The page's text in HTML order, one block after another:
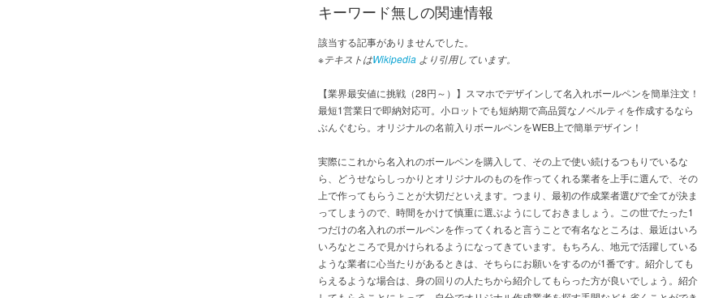
キーワード無しの関連情報
該当する記事がありませんでした。
※テキストはWikipedia より引用しています。
【業界最安値に挑戦（28円～）】スマホでデザインして名入れボールペンを簡単注文！
最短1営業日で即納対応可。小ロットでも短納期で高品質なノベルティを作成するなら
ぶんぐむら。オリジナルの名前入りボールペンをWEB上で簡単デザイン！
実際にこれから名入れのボールペンを購入して、その上で使い続けるつもりでいるな
ら、どうせならしっかりとオリジナルのものを作ってくれる業者を上手に選んで、その
上で作ってもらうことが大切だといえます。つまり、最初の作成業者選びで全てが決ま
ってしまうので、時間をかけて慎重に選ぶようにしておきましょう。この世でたった1
つだけの名入れのボールペンを作ってくれると言うことで有名なところは、最近はいろ
いろなところで見かけられるようになってきています。もちろん、地元で活躍している
ような業者に心当たりがあるときは、そちらにお願いをするのが1番です。紹介しても
らえるような場合は、身の回りの人たちから紹介してもらった方が良いでしょう。紹介